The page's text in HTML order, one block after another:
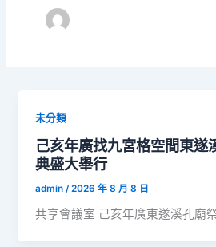
未分類
己亥年廣找九宮格空間東遂
典盛大舉行
admin /2026 年 8 月 8 日
共享會議室 己亥年廣東遂溪孔廟